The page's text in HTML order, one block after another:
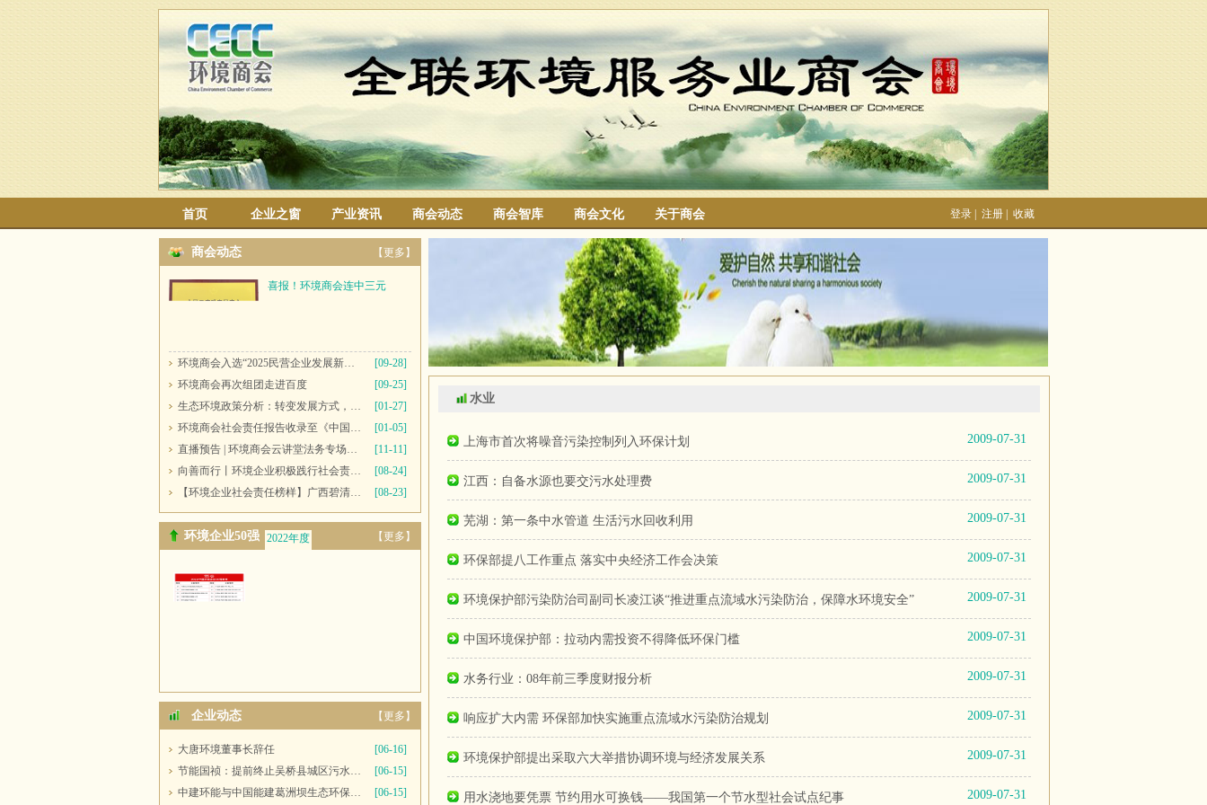
首页 企业之窗 产业资讯 商会动态 商会智库 商会文化 关于商会 登录 注册 收藏
商会动态 【更多】
喜报！环境商会连中三元
环境商会入选“2025民营企业发展新质生产力系列典型案例”
[09-28]
环境商会再次组团走进百度
[09-25]
生态环境政策分析：转变发展方式，推进“双碳”目标
[01-27]
环境商会社会责任报告收录至《中国民营企业社会责任报告》
[01-05]
直播预告 | 环境商会云讲堂法务专场第十一期
[11-11]
向善而行丨环境企业积极践行社会责任 彰显优秀榜样力量
[08-24]
【环境企业社会责任榜样】广西碧清源环保投资有限公司
[08-23]
环境企业50强 2022年度
【更多】
企业动态 【更多】
大唐环境董事长辞任
[06-16]
节能国祯：提前终止吴桥县城区污水处理厂PPP项目合同
[06-15]
中建环能与中国能建葛洲坝生态环保公司开展座谈交流
[06-15]
水业
上海市首次将噪音污染控制列入环保计划 2009-07-31
江西：自备水源也要交污水处理费 2009-07-31
芜湖：第一条中水管道 生活污水回收利用 2009-07-31
环保部提八工作重点 落实中央经济工作会决策 2009-07-31
环境保护部污染防治司副司长凌江谈“推进重点流域水污染防治，保障水环境安全” 2009-07-31
中国环境保护部：拉动内需投资不得降低环保门槛 2009-07-31
水务行业：08年前三季度财报分析 2009-07-31
响应扩大内需 环保部加快实施重点流域水污染防治规划 2009-07-31
环境保护部提出采取六大举措协调环境与经济发展关系 2009-07-31
用水浇地要凭票 节约用水可换钱——我国第一个节水型社会试点纪事 2009-07-31